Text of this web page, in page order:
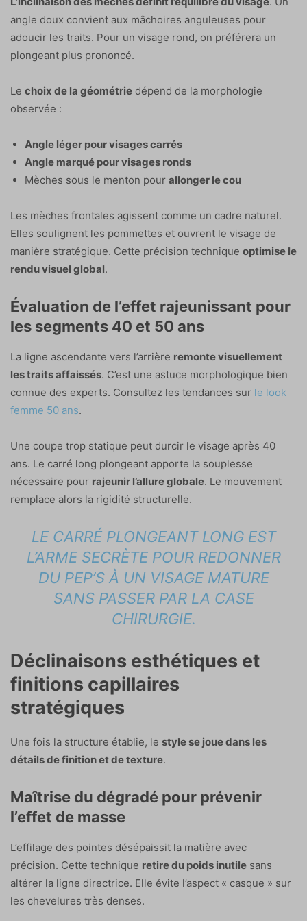
angle doux convient aux mâchoires anguleuses pour
adoucir les traits. Pour un visage rond, on préférera un
plongeant plus prononcé.
Le choix de la géométrie dépend de la morphologie
observée :
Angle léger pour visages carrés
Angle marqué pour visages ronds
Mèches sous le menton pour allonger le cou
Les mèches frontales agissent comme un cadre naturel.
Elles soulignent les pommettes et ouvrent le visage de
manière stratégique. Cette précision technique optimise le
rendu visuel global.
Évaluation de l’effet rajeunissant pour
les segments 40 et 50 ans
La ligne ascendante vers l’arrière remonte visuellement
les traits affaissés. C’est une astuce morphologique bien
connue des experts. Consultez les tendances sur le look
femme 50 ans.
Une coupe trop statique peut durcir le visage après 40
ans. Le carré long plongeant apporte la souplesse
nécessaire pour rajeunir l’allure globale. Le mouvement
remplace alors la rigidité structurelle.
LE CARRÉ PLONGEANT LONG EST
L’ARME SECRÈTE POUR REDONNER
DU PEP’S À UN VISAGE MATURE
SANS PASSER PAR LA CASE
CHIRURGIE.
Déclinaisons esthétiques et
finitions capillaires
stratégiques
Une fois la structure établie, le style se joue dans les
détails de finition et de texture.
Maîtrise du dégradé pour prévenir
l’effet de masse
L’effilage des pointes désépaissit la matière avec
précision. Cette technique retire du poids inutile sans
altérer la ligne directrice. Elle évite l’aspect « casque » sur
les chevelures très denses.